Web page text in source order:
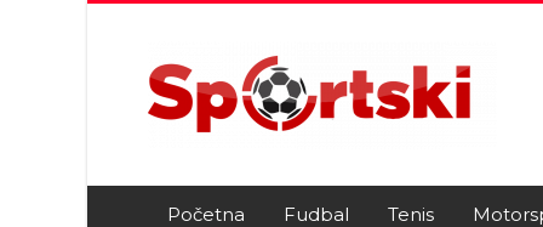
Početna Fudbal Tenis